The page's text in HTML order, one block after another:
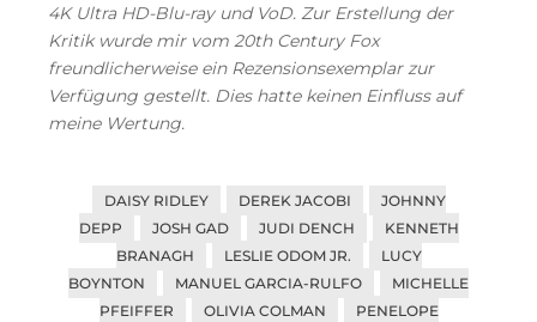
4K Ultra HD-Blu-ray und VoD. Zur Erstellung der
Kritik wurde mir vom 20th Century Fox
freundlicherweise ein Rezensionsexemplar zur
Verfügung gestellt. Dies hatte keinen Einfluss auf
meine Wertung.
DAISY RIDLEY DEREK JACOBI
JOHNNY
DEPP
JOSH GAD JUDI DENCH
KENNETH
BRANAGH
LESLIE ODOM JR.
LUCY
BOYNTON
MANUEL GARCIA-RULFO
MICHELLE
PFEIFFER
OLIVIA COLMAN
PENELOPE